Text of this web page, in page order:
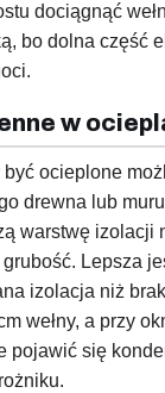
dociągnąć
bo dolna część
w
ocieplone
drewna lub
warstwę izolacji
grubość. Lepsza
izolacja niż
wełny, a przy
pojawić się